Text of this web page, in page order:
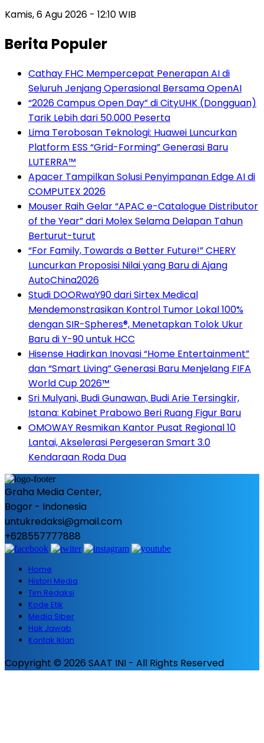
Kamis, 6 Agu 2026 - 12:10 WIB
Berita Populer
Cathay FHC Mempercepat Penerapan AI di
Seluruh Jenjang Operasional Bersama OpenAI
“2026 Campus Open Day” di CityUHK (Dongguan)
Tarik Lebih dari 50.000 Peserta
Lima Terobosan Teknologi: Huawei Luncurkan
Platform ESS “Grid-Forming” Generasi Baru
LUTERRA™
Apacer Tampilkan Solusi Penyimpanan Edge AI di
COMPUTEX 2026
Mouser Raih Gelar “APAC e-Catalogue Distributor
of the Year” dari Molex Selama Delapan Tahun
Berturut-turut
“For Family, Towards a Better Future!” CHERY
Luncurkan Proposisi Nilai yang Baru di Ajang
AutoChina2026
Studi DOORwaY90 dari Sirtex Medical
Mendemonstrasikan Kontrol Tumor Lokal 100%
dengan SIR-Spheres®, Menetapkan Tolok Ukur
Baru di Y-90 untuk HCC
Hisense Hadirkan Inovasi “Home Entertainment”
dan “Smart Living” Generasi Baru Menjelang FIFA
World Cup 2026™
Sri Mulyani, Budi Gunawan, Budi Arie Tersingkir,
Istana: Kabinet Prabowo Beri Ruang Figur Baru
OMOWAY Resmikan Kantor Pusat Regional 10
Lantai, Akselerasi Pergeseran Smart 3.0
Kendaraan Roda Dua
Graha Media Center,
Bogor - Indonesia
untukredaksi@gmail.com
+628557777888
Home
Histori Media
Tim Redaksi
Kode Etik
Media Siber
Hak Jawab
Kontak Iklan
Copyright © 2026 SAAT INI - All Rights Reserved